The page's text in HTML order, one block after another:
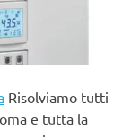
Risolviamo tutti
e tutta la